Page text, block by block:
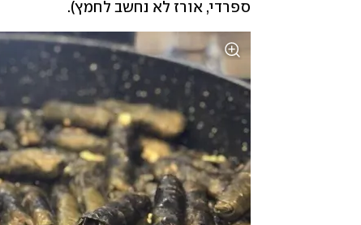
ספרדי, אורז לא נחשב לחמץ).